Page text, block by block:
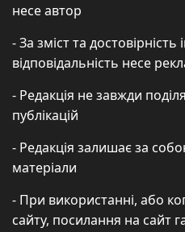
несе автор
- За зміст та достовірність
відповідальність несе
- Редакція не завжди
публікацій
- Редакція залишає за
матеріали
- При використанні, або
сайту, посилання на сайт